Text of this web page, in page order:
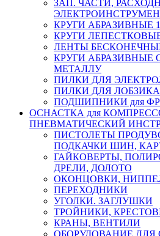
ЗАП. ЧАСТИ,
КРУГИ АБРАЗИВНЫЕ
КРУГИ
ЛЕНТЫ
КРУГИ АБРАЗИВНЫЕ
МЕТАЛЛУ
ПИЛКИ ДЛЯ
ПИЛКИ ДЛЯ ЛОБЗИКА
ПОДШИПНИКИ для
ОСНАСТКА для
ПНЕВМАТИЧЕСКИЙ
ПИСТОЛЕТЫ
ПОДКАЧКИ ШИН,
ГАЙКОВЕРТЫ,
ДРЕЛИ, ДОЛОТО
ОКОНЦОВКИ,
ПЕРЕХОДНИКИ
УГОЛКИ. ЗАГЛУШКИ
ТРОЙНИКИ,
КРАНЫ, ВЕНТИЛИ